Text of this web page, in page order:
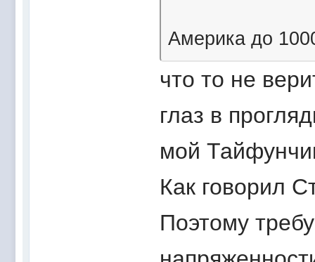
Америка до
что то не
глаз в
мой
Как говорил
Поэтому